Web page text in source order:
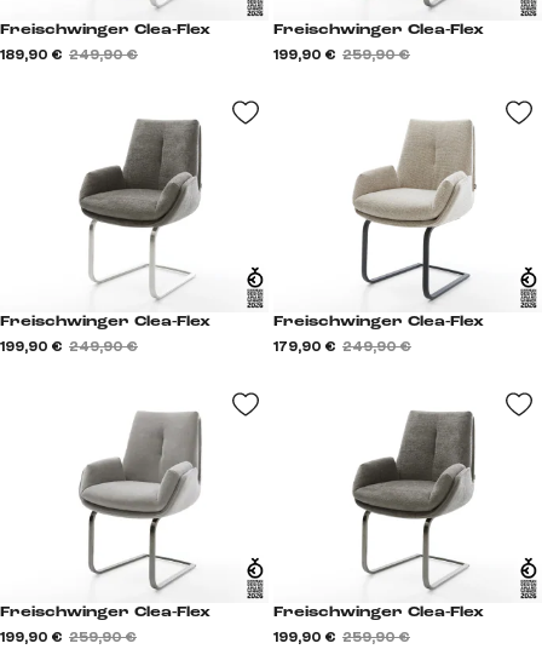
Freischwinger Clea-Flex
189,90 € 249,90 €
Freischwinger Clea-Flex
199,90 € 259,90 €
Freischwinger Clea-Flex
199,90 € 249,90 €
Freischwinger Clea-Flex
179,90 € 249,90 €
Freischwinger Clea-Flex
199,90 € 259,90 €
Freischwinger Clea-Flex
199,90 € 259,90 €